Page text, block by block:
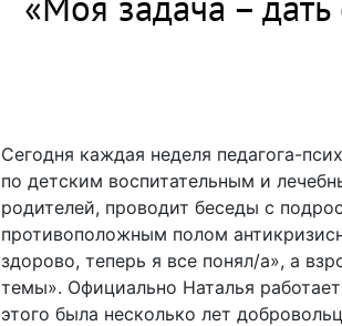
«Моя задача –
Сегодня каждая неделя педагога-
по детским воспитательным и
родителей, проводит беседы с
противоположным полом
здорово, теперь я все понял/а», а
темы». Официально Наталья
этого была несколько лет